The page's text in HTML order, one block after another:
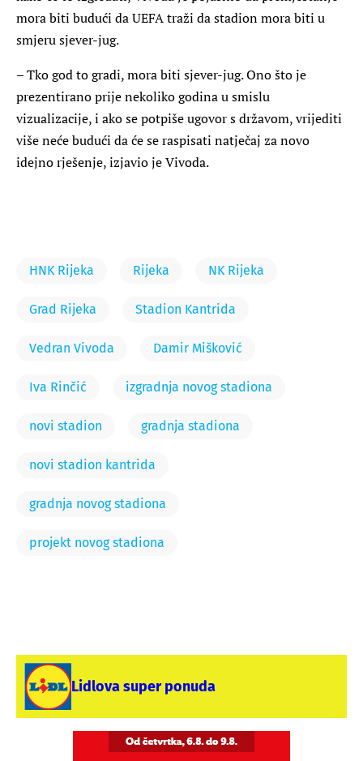
mora biti budući da UEFA traži da stadion mora biti u
smjeru sjever-jug.
– Tko god to gradi, mora biti sjever-jug. Ono što je
prezentirano prije nekoliko godina u smislu
vizualizacije, i ako se potpiše ugovor s državom, vrijediti
više neće budući da će se raspisati natječaj za novo
idejno rješenje, izjavio je Vivoda.
HNK Rijeka Rijeka NK Rijeka
Grad Rijeka Stadion Kantrida
Vedran Vivoda Damir Mišković
Iva Rinčić izgradnja novog stadiona
novi stadion gradnja stadiona
novi stadion kantrida
gradnja novog stadiona
projekt novog stadiona
Lidlova super ponuda